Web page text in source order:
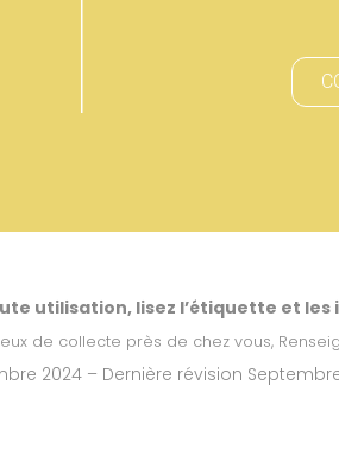
utilisation, lisez l’étiquette et
de collecte près de chez vous,
2024 – Dernière révision